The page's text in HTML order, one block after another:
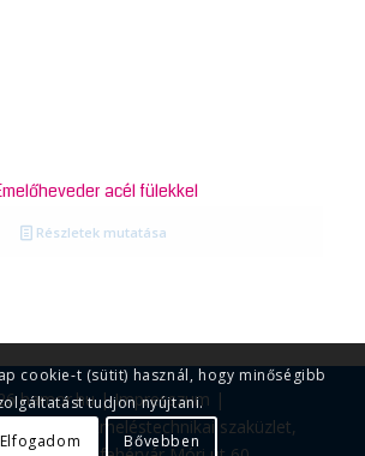
acél fülekkel
Részletek mutatása
hamor.hu |Impresszum |
szaküzlet,
cookie-t (sütit) használ, hogy minőségibb
tudjon nyújtani.
Elfogadom
Bővebben